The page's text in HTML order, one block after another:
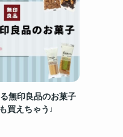
無印良品のお菓子
買えちゃう♩